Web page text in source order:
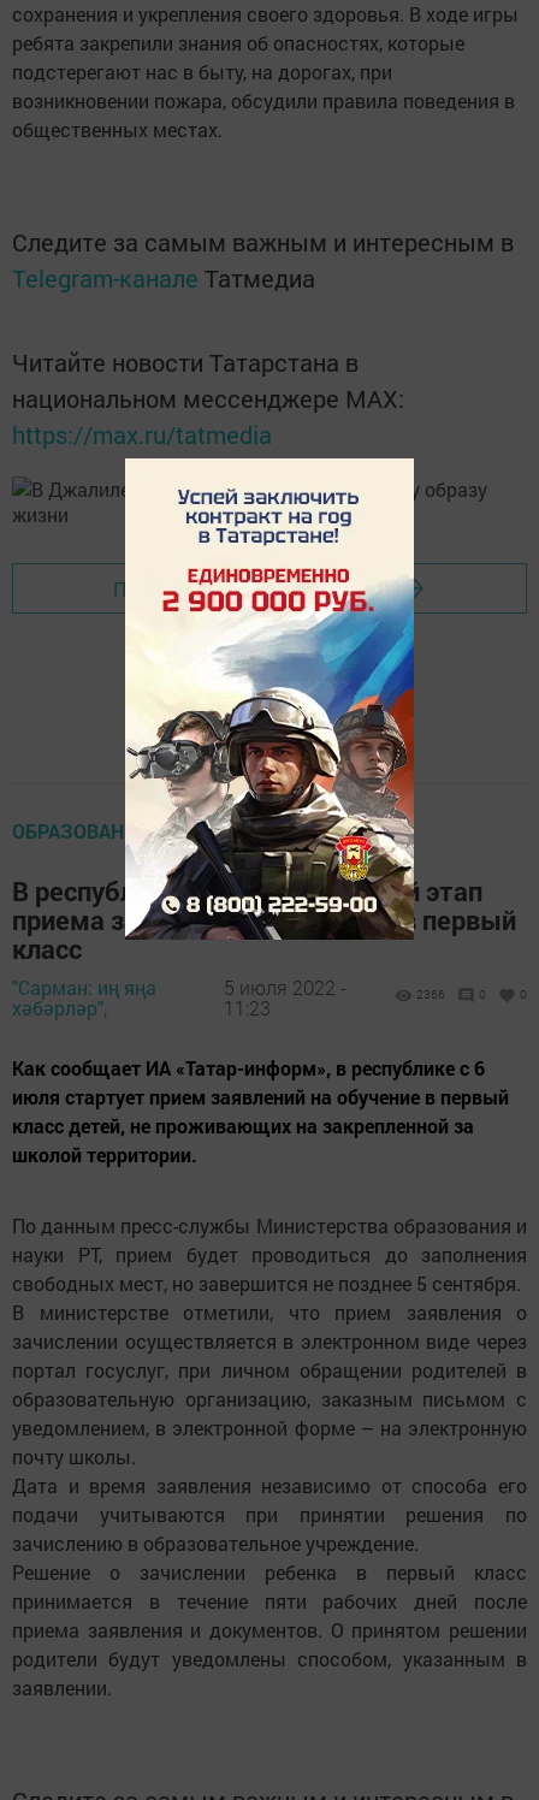
сохранения и укрепления своего здоровья. В ходе игры
ребята закрепили знания об опасностях, которые
подстерегают нас в быту, на дорогах, при
возникновении пожара, обсудили правила поведения в
общественных местах.
Следите за самым важным и интересным в
Telegram-канале Татмедиа
Читайте новости Татарстана в
национальном мессенджере MАХ:
https://max.ru/tatmedia
Перейти на страницу новости
ОБРАЗОВАНИЕ
В республике начинается второй этап
приема заявлений на обучение в первый
класс
"Сарман: иң яңа
хәбәрләр",
5 июля 2022 -
11:23
2366 0 0
Как сообщает ИА «Татар-информ», в республике с 6
июля стартует прием заявлений на обучение в первый
класс детей, не проживающих на закрепленной за
школой территории.
По данным пресс-службы Министерства образования и
науки РТ, прием будет проводиться до заполнения
свободных мест, но завершится не позднее 5 сентября.
В министерстве отметили, что прием заявления о
зачислении осуществляется в электронном виде через
портал госуслуг, при личном обращении родителей в
образовательную организацию, заказным письмом с
уведомлением, в электронной форме – на электронную
почту школы.
Дата и время заявления независимо от способа его
подачи учитываются при принятии решения по
зачислению в образовательное учреждение.
Решение о зачислении ребенка в первый класс
принимается в течение пяти рабочих дней после
приема заявления и документов. О принятом решении
родители будут уведомлены способом, указанным в
заявлении.